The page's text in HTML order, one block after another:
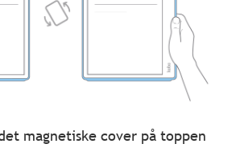
magnetiske cover på toppen